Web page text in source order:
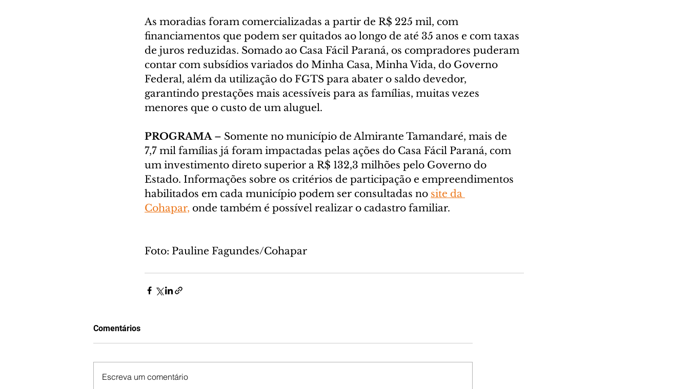
As moradias foram comercializadas a partir de R$ 225 mil, com
financiamentos que podem ser quitados ao longo de até 35 anos e com taxas
de juros reduzidas. Somado ao Casa Fácil Paraná, os compradores puderam
contar com subsídios variados do Minha Casa, Minha Vida, do Governo
Federal, além da utilização do FGTS para abater o saldo devedor,
garantindo prestações mais acessíveis para as famílias, muitas vezes
menores que o custo de um aluguel.
PROGRAMA – Somente no município de Almirante Tamandaré, mais de
7,7 mil famílias já foram impactadas pelas ações do Casa Fácil Paraná, com
um investimento direto superior a R$ 132,3 milhões pelo Governo do
Estado. Informações sobre os critérios de participação e empreendimentos
habilitados em cada município podem ser consultadas no site da
Cohapar, onde também é possível realizar o cadastro familiar.
Foto: Pauline Fagundes/Cohapar
Comentários
Escreva um comentário